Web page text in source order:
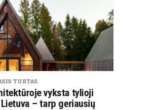
TURTAS
vyksta tylioji
– tarp geriausių